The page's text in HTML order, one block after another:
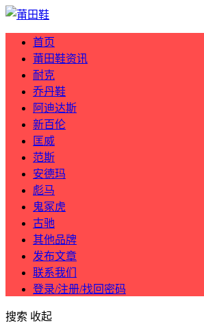
首页
莆田鞋资讯
耐克
乔丹鞋
阿迪达斯
新百伦
匡威
范斯
安德玛
彪马
鬼冢虎
古驰
其他品牌
发布文章
联系我们
登录/注册/找回密码
搜索 收起